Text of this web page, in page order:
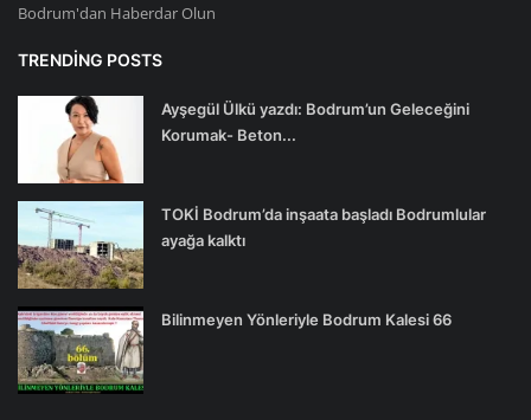
Bodrum'dan Haberdar Olun
TRENDING POSTS
Ayşegül Ülkü yazdı: Bodrum’un Geleceğini
Korumak- Beton...
TOKİ Bodrum’da inşaata başladı Bodrumlular
ayağa kalktı
Bilinmeyen Yönleriyle Bodrum Kalesi 66